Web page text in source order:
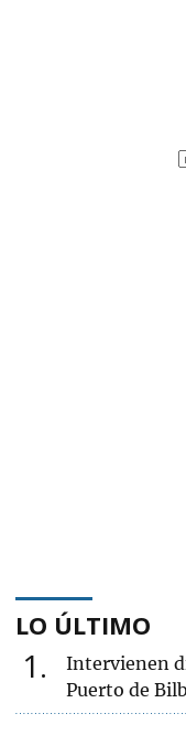
LO ÚLTIMO
1
Intervienen
Puerto de